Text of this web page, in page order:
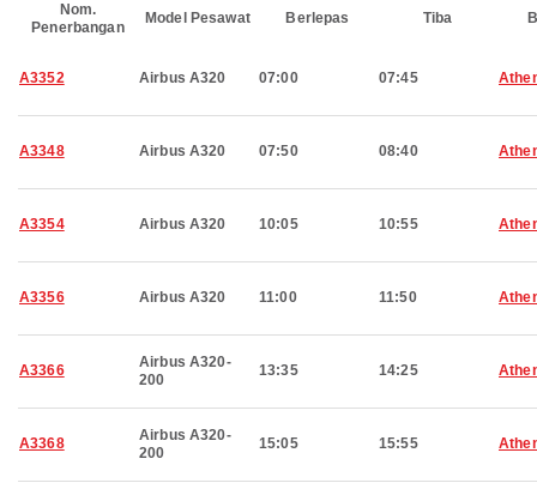
Nom.
Penerbangan
Model Pesawat Berlepas Tiba
A3352 Airbus A320 07:00 07:45
A3348 Airbus A320 07:50 08:40
A3354 Airbus A320 10:05 10:55
A3356 Airbus A320 11:00 11:50
A3366
Airbus A320-
200
13:35 14:25
A3368
Airbus A320-
200
15:05 15:55